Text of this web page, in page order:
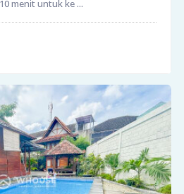
menit untuk ke ...